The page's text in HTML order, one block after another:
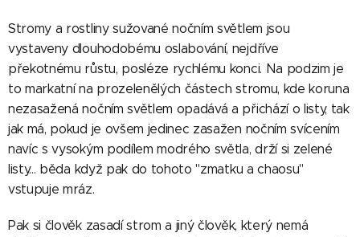
Stromy a rostliny sužované nočním světlem jsou
vystaveny dlouhodobému oslabování, nejdříve
překotnému růstu, posléze rychlému konci. Na podzim je
to markatní na prozelenělých částech stromu, kde koruna
nezasažená nočním světlem opadává a přichází o listy, tak
jak má, pokud je ovšem jedinec zasažen nočním svícením
navíc s vysokým podílem modrého světla, drží si zelené
listy... běda když pak do tohoto "zmatku a chaosu"
vstupuje mráz.
Pak si člověk zasadí strom a jiný člověk, který nemá